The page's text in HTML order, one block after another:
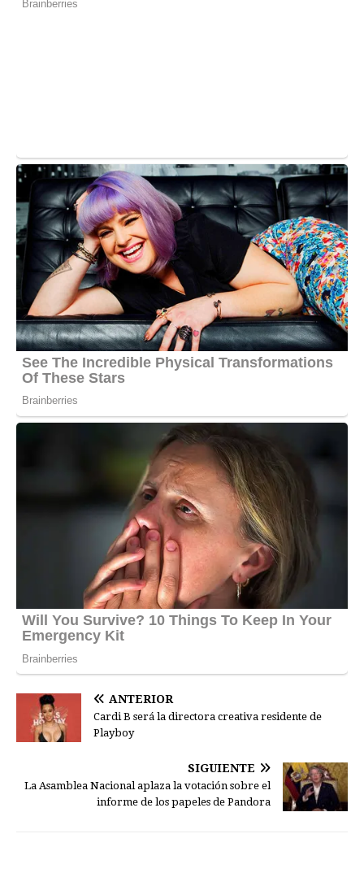
ANTERIOR
Cardi B será la directora creativa residente de
Playboy
SIGUIENTE
La Asamblea Nacional aplaza la votación sobre el
informe de los papeles de Pandora